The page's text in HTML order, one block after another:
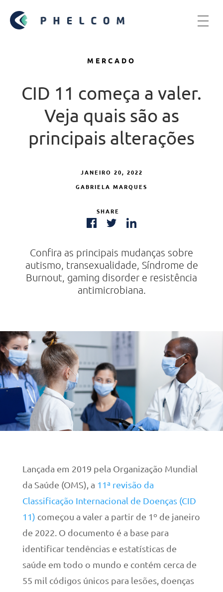
MERCADO
CID 11 começa a valer.
Veja quais são as
principais alterações
JANEIRO 20, 2022
GABRIELA MARQUES
SHARE
Confira as principais mudanças sobre
autismo, transexualidade, Síndrome de
Burnout, gaming disorder e resistência
antimicrobiana.
Lançada em 2019 pela Organização Mundial
da Saúde (OMS), a 11ª revisão da
Classificação Internacional de Doenças (CID
11) começou a valer a partir de 1º de janeiro
de 2022. O documento é a base para
identificar tendências e estatísticas de
saúde em todo o mundo e contém cerca de
55 mil códigos únicos para lesões, doenças